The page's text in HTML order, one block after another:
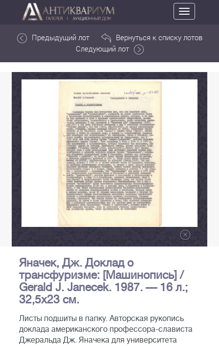
Toggle
navigation
Предыдущий лот
Вернуться к списку лотов
Следующий лот
Яначек, Дж. Доклад о
трансфуризме: [Машинопись] /
Gerald J. Janecek. 1987. — 16 л.;
32,5х23 см.
Листы подшиты в папку. Авторская рукопись
доклада американского профессора-слависта
Джеральда Дж. Яначека для университета